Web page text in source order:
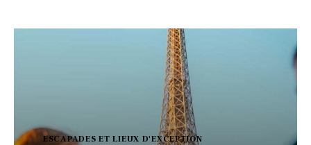
ESCAPADES ET LIEUX D'EXCEPTION